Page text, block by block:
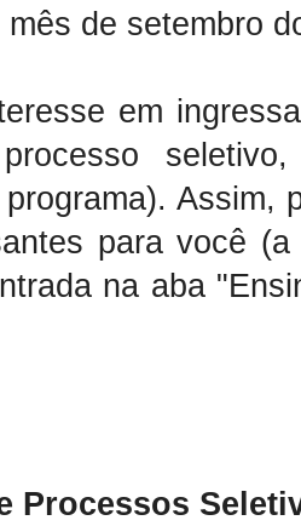
de setembro
em
Assim,
para você
na aba
Processos